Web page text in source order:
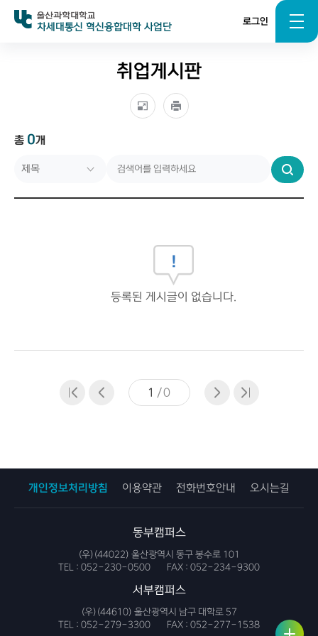
사용자
서비스
링크서
비스
로그인
차세대통신 혁신융합대학 사업단
취업게시판
총 0개
검
색
제목
등록된 게시글이 없습니다.
1 /0
개인정보처리방침 이용약관 전화번호안내 오시는길
동부캠퍼스
(우)(44022) 울산광역시 동구 봉수로 101
TEL : 052-230-0500 FAX : 052-234-9300
서부캠퍼스
(우)(44610) 울산광역시 남구 대학로 57
TEL : 052-279-3300 FAX : 052-277-1538